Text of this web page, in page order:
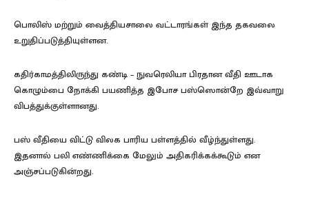
பொலிஸ் மற்றும் வைத்தியசாலை வட்டாரங்கள் இந்த தகவலை
உறுதிப்படுத்தியுள்ளன.
கதிர்காமத்திலிருந்து கண்டி – நுவரெலியா பிரதான வீதி ஊடாக
கொழும்பை நோக்கி பயணித்த இபோச பஸ்ஸொன்றே இவ்வாறு
விபத்துக்குள்ளானது.
பஸ் வீதியை விட்டு விலக பாரிய பள்ளத்தில் வீழ்ந்துள்ளது.
இதனால் பலி எண்ணிக்கை மேலும் அதிகரிக்கக்கூடும் என
அஞ்சப்படுகின்றது.